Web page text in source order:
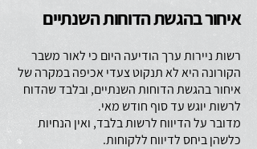
איחור בהגשת הדוחות השנתיים
רשות ניירות ערך הודיעה היום כי לאור משבר
הקורונה היא לא תנקוט צעדי אכיפה במקרה של
איחור בהגשת הדוחות השנתיים, ובלבד שהדוח
לרשות יוגש עד סוף חודש מאי.
מדובר על הדיווח לרשות בלבד, ואין הנחיות
כלשהן ביחס לדיווח ללקוחות.